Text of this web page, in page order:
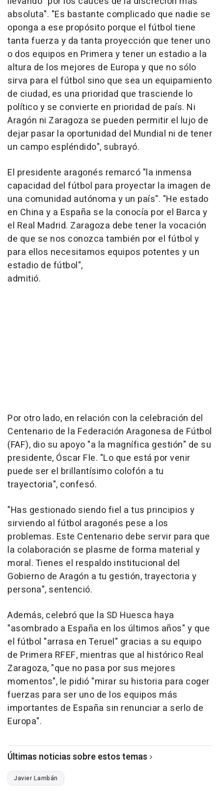
absoluta". "Es bastante complicado que nadie se
oponga a ese propósito porque el fútbol tiene
tanta fuerza y da tanta proyección que tener uno
o dos equipos en Primera y tener un estadio a la
altura de los mejores de Europa y que no sólo
sirva para el fútbol sino que sea un equipamiento
de ciudad, es una prioridad que trasciende lo
político y se convierte en prioridad de país. Ni
Aragón ni Zaragoza se pueden permitir el lujo de
dejar pasar la oportunidad del Mundial ni de tener
un campo espléndido", subrayó.
El presidente aragonés remarcó "la inmensa
capacidad del fútbol para proyectar la imagen de
una comunidad autónoma y un país". "He estado
en China y a España se la conocía por el Barca y
el Real Madrid. Zaragoza debe tener la vocación
de que se nos conozca también por el fútbol y
para ellos necesitamos equipos potentes y un
estadio de fútbol",
admitió.
Por otro lado, en relación con la celebración del
Centenario de la Federación Aragonesa de Fútbol
(FAF), dio su apoyo "a la magnífica gestión" de su
presidente, Óscar Fle. "Lo que está por venir
puede ser el brillantísimo colofón a tu
trayectoria", confesó.
"Has gestionado siendo fiel a tus principios y
sirviendo al fútbol aragonés pese a los
problemas. Este Centenario debe servir para que
la colaboración se plasme de forma material y
moral. Tienes el respaldo institucional del
Gobierno de Aragón a tu gestión, trayectoria y
persona", sentenció.
Además, celebró que la SD Huesca haya
"asombrado a España en los últimos años" y que
el fútbol "arrasa en Teruel" gracias a su equipo
de Primera RFEF, mientras que al histórico Real
Zaragoza, "que no pasa por sus mejores
momentos", le pidió "mirar su historia para coger
fuerzas para ser uno de los equipos más
importantes de España sin renunciar a serlo de
Europa".
Últimas noticias sobre estos temas
Javier Lambán